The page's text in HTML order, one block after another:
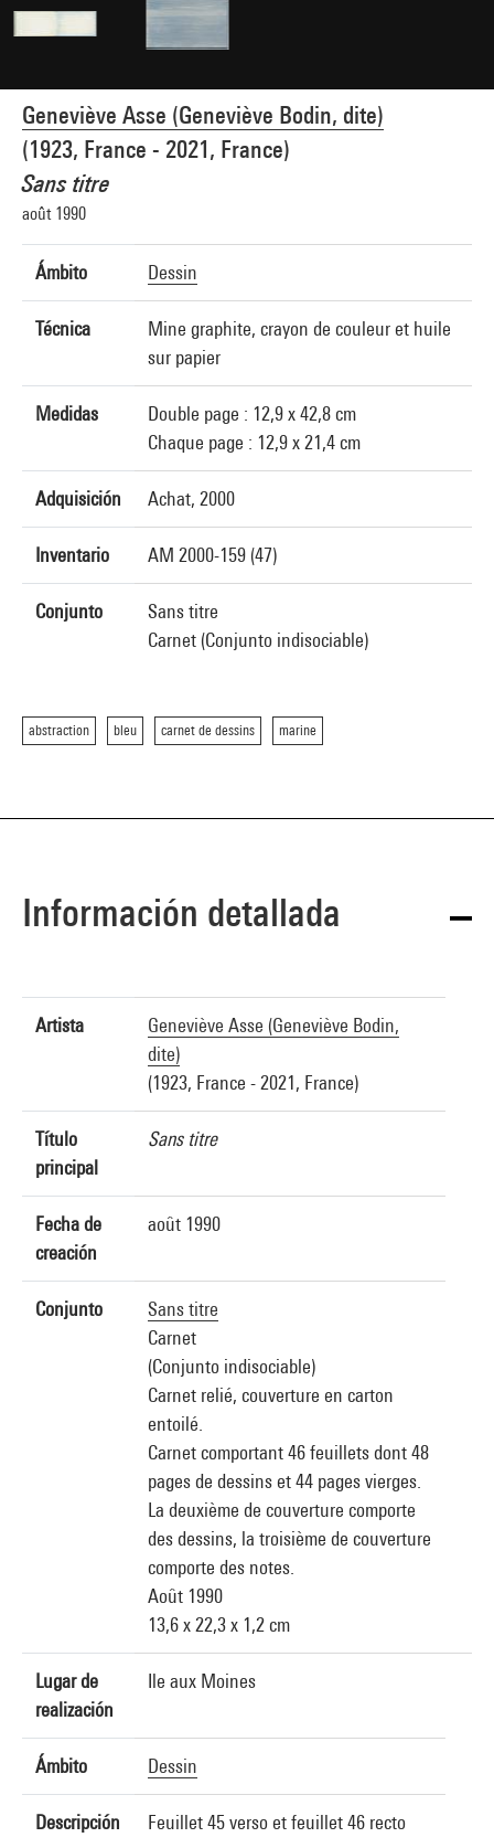
Geneviève Asse (Geneviève Bodin, dite)
(1923, France - 2021, France)
Sans titre
août 1990
Ámbito Dessin
Técnica
Mine graphite, crayon de couleur et huile
sur papier
Medidas
Double page : 12,9 x 42,8 cm
Chaque page : 12,9 x 21,4 cm
Adquisición Achat, 2000
Inventario AM 2000-159 (47)
Conjunto
Sans titre
Carnet (Conjunto indisociable)
abstraction bleu carnet de dessins marine
Difusión de la imagen :GrandPalaisRmnPhoto
Información detallada
Artista
Geneviève Asse (Geneviève Bodin,
dite)
(1923, France - 2021, France)
Título
principal
Sans titre
Fecha de
creación
août 1990
Conjunto
Sans titre
Carnet
(Conjunto indisociable)
Carnet relié, couverture en carton
entoilé.
Carnet comportant 46 feuillets dont 48
pages de dessins et 44 pages vierges.
La deuxième de couverture comporte
des dessins, la troisième de couverture
comporte des notes.
Août 1990
13,6 x 22,3 x 1,2 cm
Lugar de
realización
Ile aux Moines
Ámbito Dessin
Descripción Feuillet 45 verso et feuillet 46 recto